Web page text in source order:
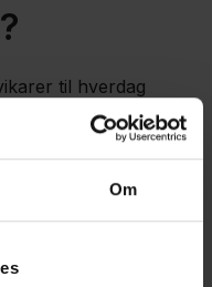
Om
til hverdag